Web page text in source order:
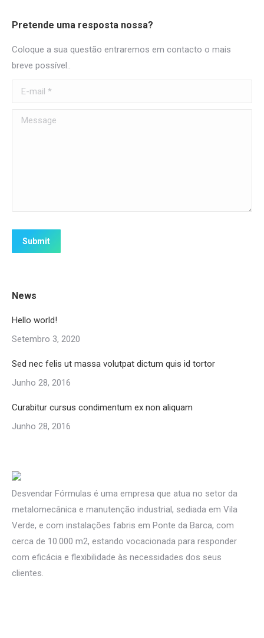
in
window
in
in
window
Pretende uma resposta nossa?
Coloque a sua questão entraremos em contacto o mais
breve possível..
E-mail *
Message
Submit
News
Hello world!
Setembro 3, 2020
Sed nec felis ut massa volutpat dictum quis id tortor
Junho 28, 2016
Curabitur cursus condimentum ex non aliquam
Junho 28, 2016
Desvendar Fórmulas é uma empresa que atua no setor da
metalomecânica e manutenção industrial, sediada em Vila
Verde, e com instalações fabris em Ponte da Barca, com
cerca de 10.000 m2, estando vocacionada para responder
com eficácia e flexibilidade às necessidades dos seus
clientes.